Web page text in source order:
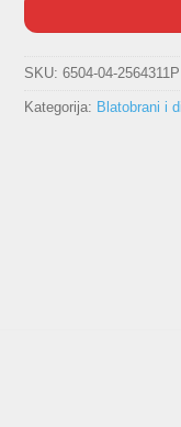
SKU: 6504-04-2564311P
Kategorija: Blatobrani i